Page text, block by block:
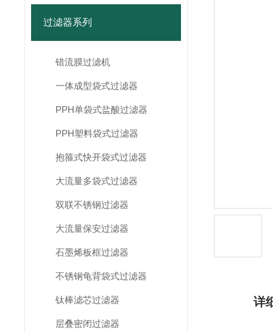
过滤器系列
错流膜过滤机
一体成型袋式过滤器
PPH单袋式盐酸过滤器
PPH塑料袋式过滤器
抱箍式快开袋式过滤器
大流量多袋式过滤器
双联不锈钢过滤器
大流量保安过滤器
石墨烯板框过滤器
不锈钢龟背袋式过滤器
钛棒滤芯过滤器
层叠密闭过滤器
详